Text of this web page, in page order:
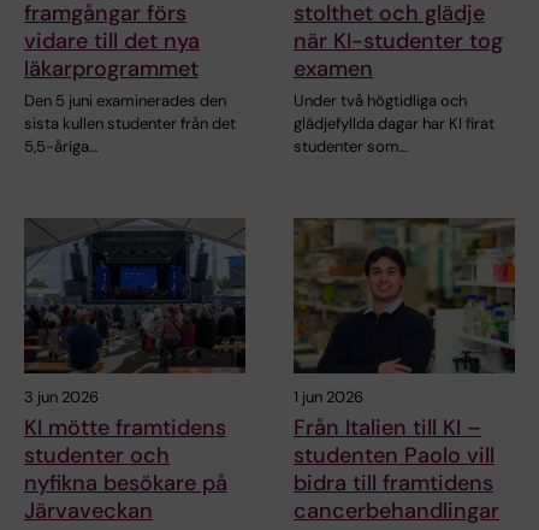
framgångar förs
vidare till det nya
läkarprogrammet
Den 5 juni examinerades den
sista kullen studenter från det
5,5-åriga…
stolthet och glädje
när KI-studenter tog
examen
Under två högtidliga och
glädjefyllda dagar har KI firat
studenter som…
3 jun 2026
KI mötte framtidens
studenter och
nyfikna besökare på
Järvaveckan
1 jun 2026
Från Italien till KI –
studenten Paolo vill
bidra till framtidens
cancerbehandlingar